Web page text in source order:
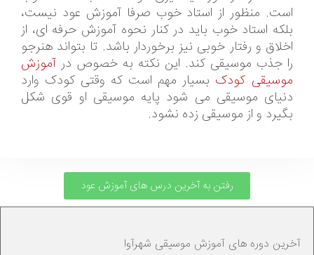
است. منظور از استاد خوب صرفا آموزش عود نیست،
بلکه استاد خوب باید در کنار نحوه آموزش حرفه ای، از
اخلاق و رفتار خوبی نیز برخوردار باشد. تا بتواند هنرجو
را جذب موسیقی کند. این نکته به خصوص در آموزش
موسیقی کودک بسیار مهم است که وقتی کودک وارد
دنیای موسیقی می شود پایه موسیقی او قوی شکل
بگیرد و از موسیقی زده نشود.
رفتن به آخرین درس های آموزش عود
آخرین دوره های آموزش موسیقی شهرآوا